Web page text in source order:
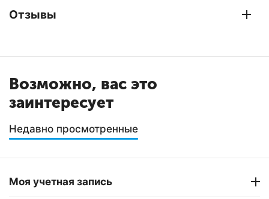
Отзывы
Возможно, вас это
заинтересует
Недавно просмотренные
Моя учетная запись